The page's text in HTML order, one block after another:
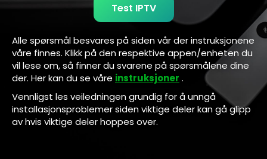
Test IPTV
Alle spørsmål besvares på siden vår der instruksjonene
våre finnes. Klikk på den respektive appen/enheten du
vil lese om, så finner du svarene på spørsmålene dine
der. Her kan du se våre instruksjoner .
Vennligst les veiledningen grundig for å unngå
installasjonsproblemer siden viktige deler kan gå glipp
av hvis viktige deler hoppes over.